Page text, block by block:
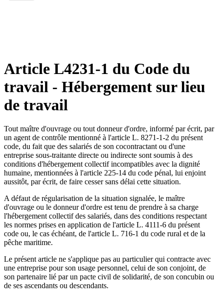
Article L4231-1 du Code du
travail - Hébergement sur lieu
de travail
Tout maître d'ouvrage ou tout donneur d'ordre, informé par écrit, par
un agent de contrôle mentionné à l'article L. 8271-1-2 du présent
code, du fait que des salariés de son cocontractant ou d'une
entreprise sous-traitante directe ou indirecte sont soumis à des
conditions d'hébergement collectif incompatibles avec la dignité
humaine, mentionnées à l'article 225-14 du code pénal, lui enjoint
aussitôt, par écrit, de faire cesser sans délai cette situation.
A défaut de régularisation de la situation signalée, le maître
d'ouvrage ou le donneur d'ordre est tenu de prendre à sa charge
l'hébergement collectif des salariés, dans des conditions respectant
les normes prises en application de l'article L. 4111-6 du présent
code ou, le cas échéant, de l'article L. 716-1 du code rural et de la
pêche maritime.
Le présent article ne s'applique pas au particulier qui contracte avec
une entreprise pour son usage personnel, celui de son conjoint, de
son partenaire lié par un pacte civil de solidarité, de son concubin ou
de ses ascendants ou descendants.